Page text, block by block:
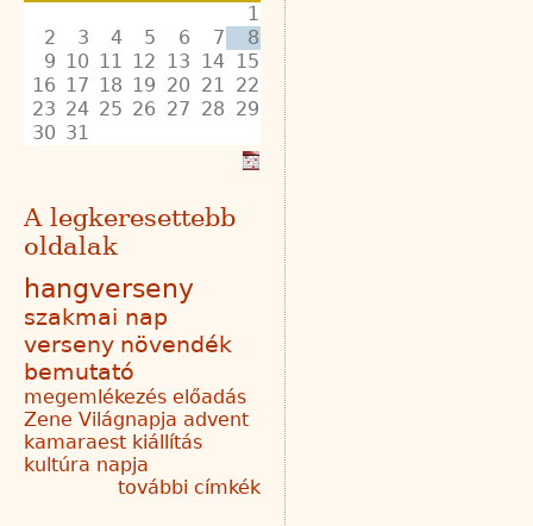
1
2
3 4 5 6 7
8
9 10 11 12 13 14 15
16 17 18 19 20 21
22
23 24 25 26 27 28 29
30 31
A legkeresettebb
oldalak
hangverseny
szakmai nap
verseny növendék
bemutató
megemlékezés előadás
Zene Világnapja advent
kamaraest kiállítás
kultúra napja
további címkék